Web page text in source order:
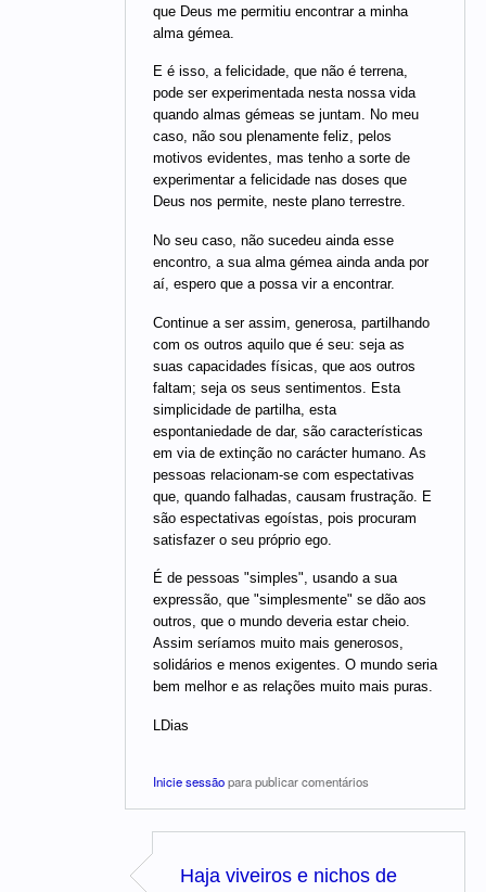
que Deus me permitiu encontrar a minha
alma gémea.
E é isso, a felicidade, que não é terrena,
pode ser experimentada nesta nossa vida
quando almas gémeas se juntam. No meu
caso, não sou plenamente feliz, pelos
motivos evidentes, mas tenho a sorte de
experimentar a felicidade nas doses que
Deus nos permite, neste plano terrestre.
No seu caso, não sucedeu ainda esse
encontro, a sua alma gémea ainda anda por
aí, espero que a possa vir a encontrar.
Continue a ser assim, generosa, partilhando
com os outros aquilo que é seu: seja as
suas capacidades físicas, que aos outros
faltam; seja os seus sentimentos. Esta
simplicidade de partilha, esta
espontaniedade de dar, são características
em via de extinção no carácter humano. As
pessoas relacionam-se com espectativas
que, quando falhadas, causam frustração. E
são espectativas egoístas, pois procuram
satisfazer o seu próprio ego.
É de pessoas "simples", usando a sua
expressão, que "simplesmente" se dão aos
outros, que o mundo deveria estar cheio.
Assim seríamos muito mais generosos,
solidários e menos exigentes. O mundo seria
bem melhor e as relações muito mais puras.
LDias
Inicie sessãopara publicar comentários
Haja viveiros e nichos de